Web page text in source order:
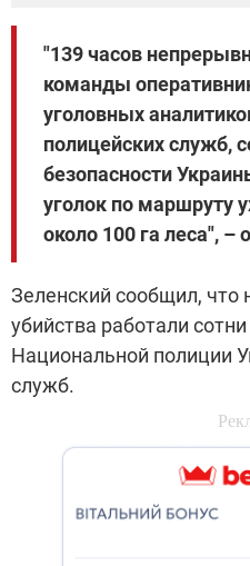
"139 часов
команды
уголовных
полицейских служб,
безопасности
уголок по маршруту
около 100 га леса",
Зеленский сообщил, что
убийства работали
Национальной полиции
служб.